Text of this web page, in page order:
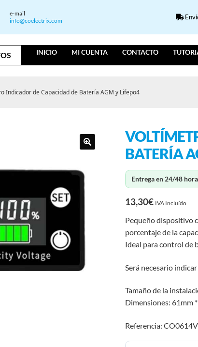
e-mail
info@coelectrix.com
INICIO MI CUENTA CONTACTO
Indicador de Capacidad de Batería AGM y Lifepo4
BATERÍA
Entrega en 24/48
13,30€ IVA Incluído
Pequeño dispositivo
porcentaje de la
Ideal para control de
Será necesario
Tamaño de la
Dimensiones: 61mm
Referencia: